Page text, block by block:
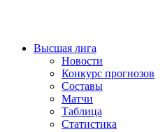
Высшая лига
Новости
Конкурс прогнозов
Составы
Матчи
Таблица
Статистика